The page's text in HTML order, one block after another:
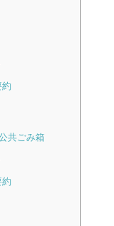
約
共ごみ箱
約